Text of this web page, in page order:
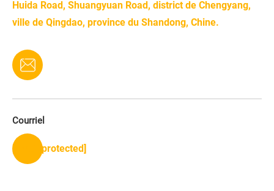
Huida Road, Shuangyuan Road, district de Chengyang,
ville de Qingdao, province du Shandong, Chine.
Courriel
[email protected]